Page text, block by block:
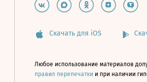
Скачать для iOS
Любое использование материалов
правил перепечатки и при наличии